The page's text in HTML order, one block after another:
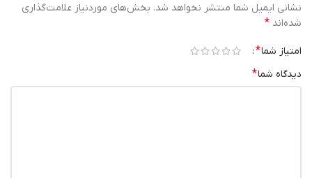
نشانی ایمیل شما منتشر نخواهد شد. بخش‌های موردنیاز علامت‌گذاری
شده‌اند *
امتیاز شما*
دیدگاه شما*